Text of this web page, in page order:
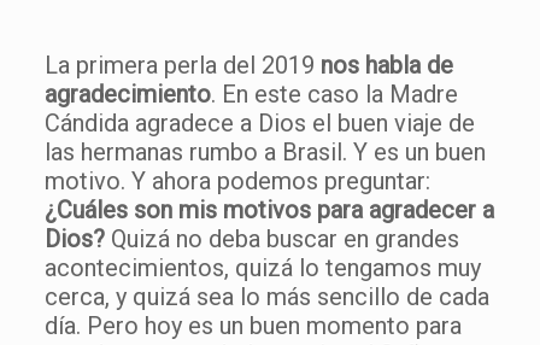
La primera perla del 2019 nos habla de
agradecimiento. En este caso la Madre
Cándida agradece a Dios el buen viaje de
las hermanas rumbo a Brasil. Y es un buen
motivo. Y ahora podemos preguntar:
¿Cuáles son mis motivos para agradecer a
Dios?Quizá no deba buscar en grandes
acontecimientos, quizá lo tengamos muy
cerca, y quizá sea lo más sencillo de cada
día. Pero hoy es un buen momento para